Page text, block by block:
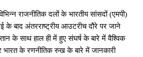
राजनीतिक दलों के भारतीय सांसदों (एमपी)
के बाद अंतरराष्ट्रीय आउटरीच दौरे पर जाने
के साथ हाल ही में हुए संघर्ष के बारे में वैश्विक
भारत के रणनीतिक रुख के बारे में जानकारी